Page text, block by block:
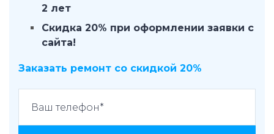
2 лет
Скидка 20% при оформлении заявки с
сайта!
Заказать ремонт со скидкой 20%